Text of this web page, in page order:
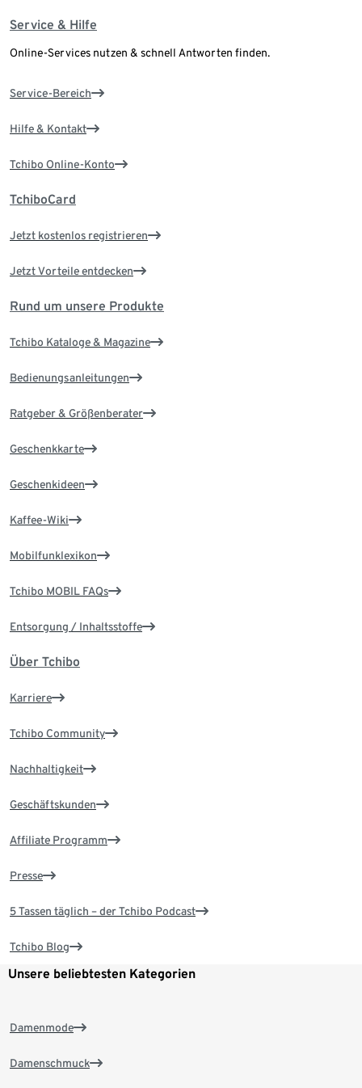
Service & Hilfe
Online-Services nutzen & schnell Antworten finden.
Service-Bereich
Hilfe & Kontakt
Tchibo Online-Konto
TchiboCard
Jetzt kostenlos registrieren
Jetzt Vorteile entdecken
Rund um unsere Produkte
Tchibo Kataloge & Magazine
Bedienungsanleitungen
Ratgeber & Größenberater
Geschenkkarte
Geschenkideen
Kaffee-Wiki
Mobilfunklexikon
Tchibo MOBIL FAQs
Entsorgung / Inhaltsstoffe
Über Tchibo
Karriere
Tchibo Community
Nachhaltigkeit
Geschäftskunden
Affiliate Programm
Presse
5 Tassen täglich – der Tchibo Podcast
Tchibo Blog
Unsere beliebtesten Kategorien
Damenmode
Damenschmuck